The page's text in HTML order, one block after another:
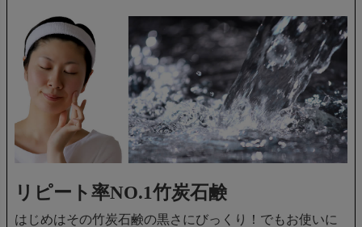
リピート率NO.1竹炭石鹸
はじめはその竹炭石鹸の黒さにびっくり！でもお使いに